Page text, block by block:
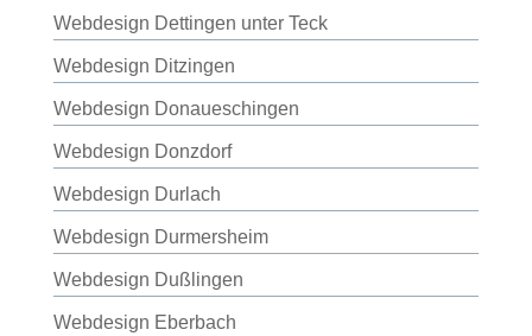
Webdesign Dettingen unter Teck
Webdesign Ditzingen
Webdesign Donaueschingen
Webdesign Donzdorf
Webdesign Durlach
Webdesign Durmersheim
Webdesign Dußlingen
Webdesign Eberbach